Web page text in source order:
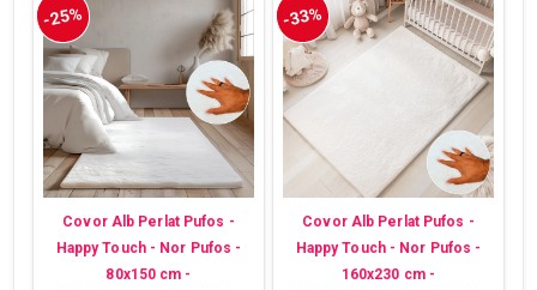
-25%
Covor Alb Perlat Pufos -
Happy Touch - Nor Pufos -
80x150 cm -
-33%
Covor Alb Perlat Pufos -
Happy Touch - Nor Pufos -
160x230 cm -